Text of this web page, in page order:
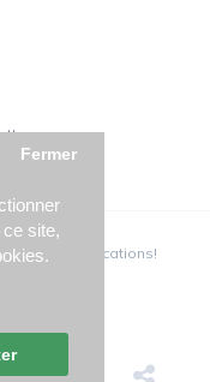
site,
Fermer
toutes modifications!